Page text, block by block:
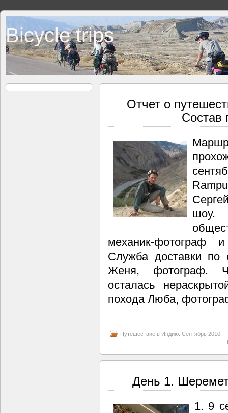
Bicycle trips
Отчет о
Состав
шоу.
механик-фотограф и
Служба доставки по
Женя, фотограф.
осталась
похода Люба,
Путешествие в Индию. Сентябрь 2010.
День 1.
1. 9